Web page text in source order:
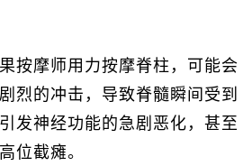
按摩师用力按摩脊柱，可能会
烈的冲击，导致脊髓瞬间受到
发神经功能的急剧恶化，甚至
位截瘫。